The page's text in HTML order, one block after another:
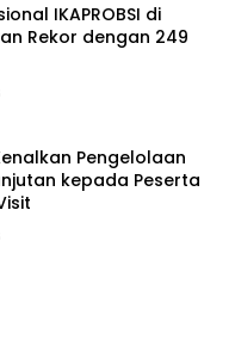
IKAPROBSI di
Rekor dengan 249
Pengelolaan
kepada Peserta